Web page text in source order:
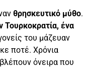
θρησκευτικό μύθο.
Τουρκοκρατία, ένα
του μάζευαν
ποτέ. Χρόνια
όνειρα που